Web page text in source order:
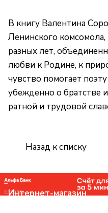
В книгу Валентина
Ленинского
разных лет,
любви к Родине, к
чувство помогает
убежденно о братстве
ратной и трудовой
Назад к списку
Интернет-магазин